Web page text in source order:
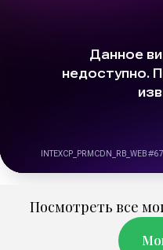
Посмотреть все